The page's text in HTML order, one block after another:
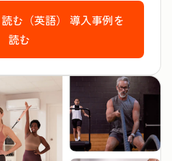
む（英語） 導入事例を
読む